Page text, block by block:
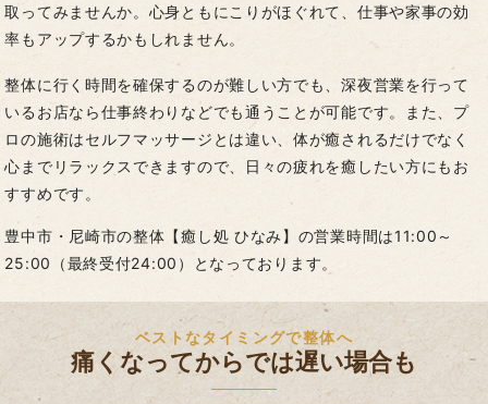
取ってみませんか。心身ともにこりがほぐれて、仕事や家事の効
率もアップするかもしれません。
整体に行く時間を確保するのが難しい方でも、深夜営業を行って
いるお店なら仕事終わりなどでも通うことが可能です。また、プ
ロの施術はセルフマッサージとは違い、体が癒されるだけでなく
心までリラックスできますので、日々の疲れを癒したい方にもお
すすめです。
豊中市・尼崎市の整体【癒し処 ひなみ】の営業時間は11:00～
25:00（最終受付24:00）となっております。
ベストなタイミングで整体へ
痛くなってからでは遅い場合も